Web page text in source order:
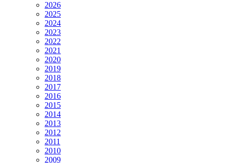
2026
2025
2024
2023
2022
2021
2020
2019
2018
2017
2016
2015
2014
2013
2012
2011
2010
2009